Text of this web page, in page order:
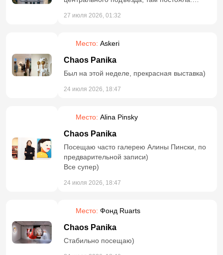
поняла, что экскурсия заканчивается. Он с
моя группа подойдёт, осталась у подьезда.
удалось зайти с парнем одним. Но! Я
попала на другую экскурсию-лекцию в
квартире высотки. Сама лекция очень
интересная, виды потрясащие. Но я
организации. В почте был билет, но ни
номера телефона гида, ни встречающей
группы я не увидела. Буду разбираться с
возвратом денег
27 июля 2026, 01:32
Место: Askeri
Chaos Panika
Был на этой неделе, прекрасная выставка)
24 июля 2026, 18:47
Место: Alina Pinsky
Chaos Panika
Посещаю часто галерею Алины Пински, по
предварительной записи)
Все супер)
24 июля 2026, 18:47
Место: Фонд Ruarts
Chaos Panika
Стабильно посещаю)